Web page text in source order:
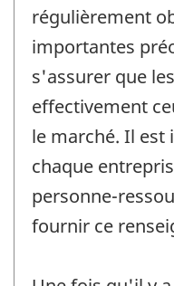
régulièrement
importantes
s'assurer que
effectivement
le marché. Il est
chaque
personne-
fournir ce